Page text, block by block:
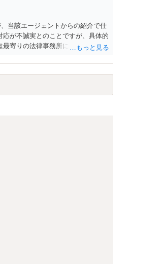
当該エージェントからの紹介で仕
が不誠実とのことですが、具体的
寄りの法律事務所にご相談されて